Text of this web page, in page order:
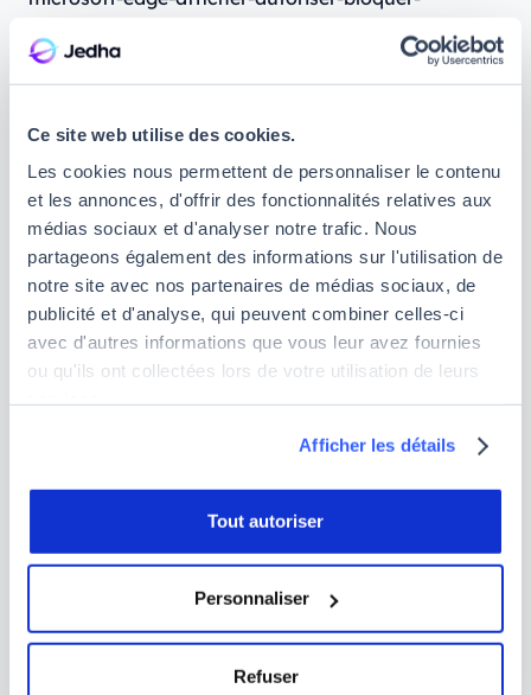
Ce site web utilise des cookies.
Les cookies nous permettent de personnaliser le contenu
et les annonces, d'offrir des fonctionnalités relatives aux
médias sociaux et d'analyser notre trafic. Nous
partageons également des informations sur l'utilisation de
notre site avec nos partenaires de médias sociaux, de
publicité et d'analyse, qui peuvent combiner celles-ci
avec d'autres informations que vous leur avez fournies
ou qu'ils ont collectées lors de votre utilisation de leurs
Afficher les détails
Tout autoriser
Personnaliser
Refuser
ede5947fc64d
https://support.mozilla.org/fr/kb/protection-
renforcee-contre-pistage-firefox-ordinateur
Safari : https://www.apple.com/fr/privacy/use-of-
À noter que la désactivation des cookies peut
réduire ou empêcher l’accessibilité à tout ou partie
de certaines fonctions.Vous pourrez notamment lire
les conditions d’obtention de vos cookies via
Jedha.co sur le bandeau de notre partenaire
Axeptio. En ce qui concerne les emails
désinscrire de la liste de distribution en cliquant sur
le lien de désinscription fourni dans chacune de nos
communications ou en prenant contact avec nous.
La protection de vos données
personnelles